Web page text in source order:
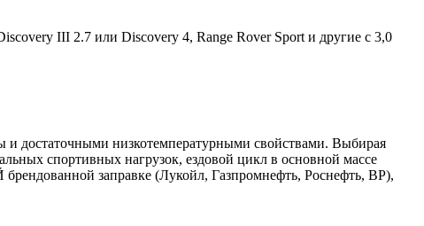
III 2.7 или Discovery 4, Range Rover Sport и другие с 3,0
и достаточными низкотемпературными свойствами. Выбирая
спортивных нагрузок, ездовой цикл в основной массе
заправке (Лукойл, Газпромнефть, Роснефть, ВР),